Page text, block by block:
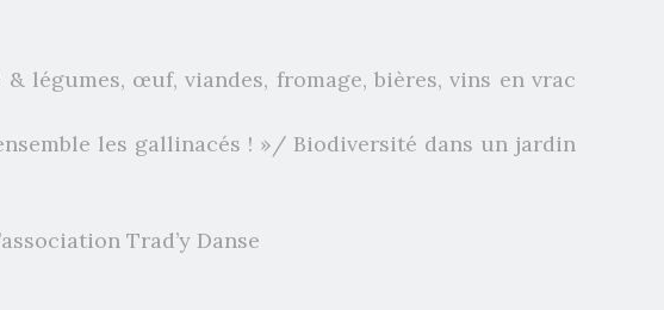
légumes, œuf, viandes, fromage, bières, vins en vrac
les gallinacés ! »/ Biodiversité dans un jardin
Trad’y Danse